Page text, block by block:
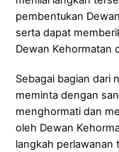
pembentukan
serta dapat
Dewan Kehormatan
Sebagai bagian dari
meminta dengan
menghormati dan
oleh Dewan
langkah perlawanan